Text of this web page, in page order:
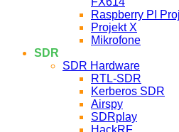
Raspberry PI
Projekt X
Mikrofone
SDR
SDR Hardware
RTL-SDR
Kerberos SDR
Airspy
SDRplay
HackRF